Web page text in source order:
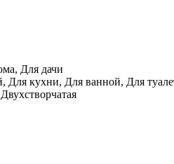
Для дачи
кухни, Для ванной, Для